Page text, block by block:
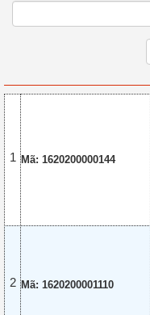
1 Mã: 1620200000144
2 Mã: 1620200001110